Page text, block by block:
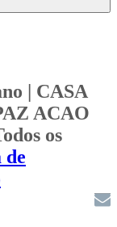
| CASA
ACAO
os
de